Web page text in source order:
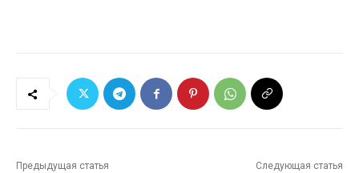
Предыдущая статья Следующая статья